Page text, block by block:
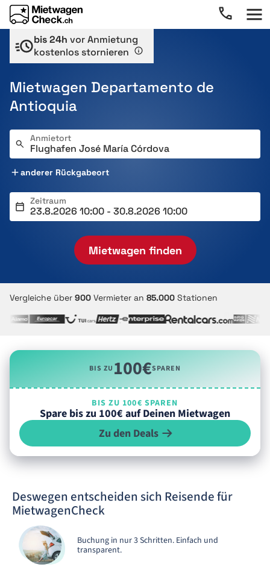
bis 24h vor Anmietung
kostenlos stornieren
Mietwagen Departamento de
Antioquia
Anmietort
anderer Rückgabeort
Zeitraum
Mietwagen finden
Vergleiche über 900 Vermieter an 85.000 Stationen
BIS ZU100€SPAREN
BIS ZU 100€ SPAREN
Spare bis zu 100€ auf Deinen Mietwagen
Zu den Deals
Deswegen entscheiden sich Reisende für
MietwagenCheck
Buchung in nur 3 Schritten. Einfach und
transparent.